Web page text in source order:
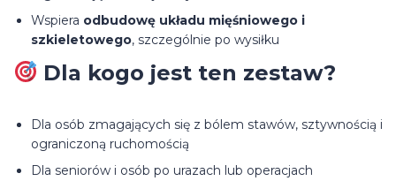
Wspiera odbudowę układu mięśniowego i
szkieletowego, szczególnie po wysiłku
Dla kogo jest ten zestaw?
Dla osób zmagających się z bólem stawów, sztywnością i
ograniczoną ruchomością
Dla seniorów i osób po urazach lub operacjach